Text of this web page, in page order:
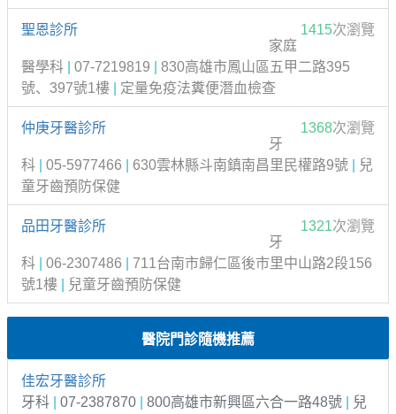
聖恩診所 1415次瀏覽
家庭
醫學科
07-7219819
830高雄市鳳山區五甲二路395
號、397號1樓
定量免疫法糞便潛血檢查
仲庚牙醫診所 1368次瀏覽
牙
科
05-5977466 630雲林縣斗南鎮南昌里民權路9號
兒
童牙齒預防保健
品田牙醫診所 1321次瀏覽
牙
科
06-2307486
711台南市歸仁區後市里中山路2段156
號1樓
兒童牙齒預防保健
醫院門診隨機推薦
佳宏牙醫診所
牙科
07-2387870 800高雄市新興區六合一路48號
兒